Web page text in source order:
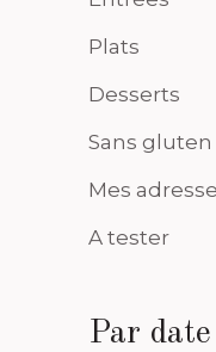
Plats
Desserts
Sans gluten
Mes
A tester
Par date